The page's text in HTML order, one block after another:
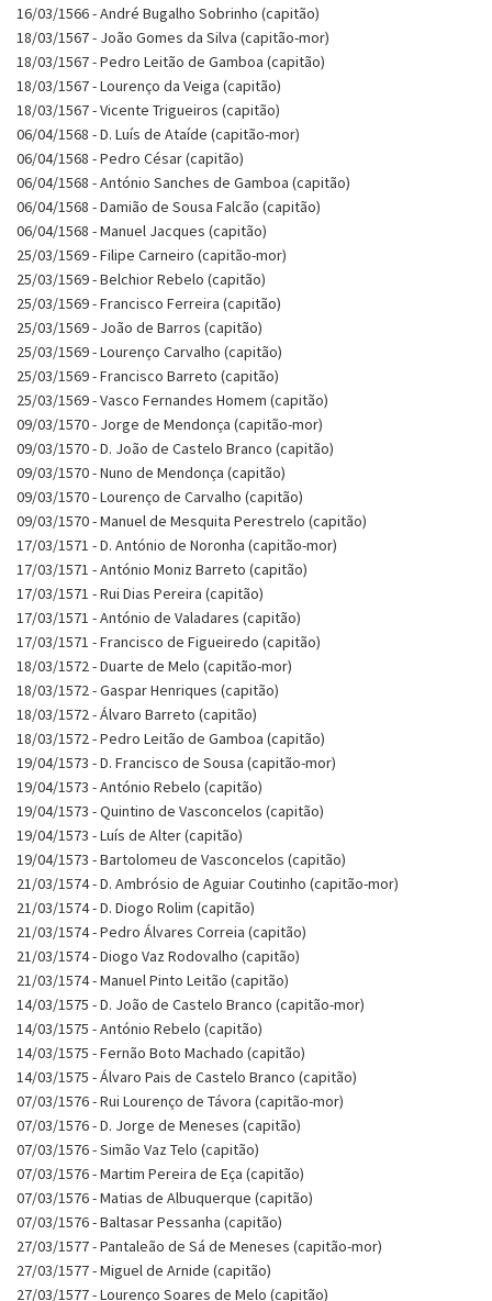
16/03/1566 - André Bugalho Sobrinho (capitão)
18/03/1567 - João Gomes da Silva (capitão-mor)
18/03/1567 - Pedro Leitão de Gamboa (capitão)
18/03/1567 - Lourenço da Veiga (capitão)
18/03/1567 - Vicente Trigueiros (capitão)
06/04/1568 - D. Luís de Ataíde (capitão-mor)
06/04/1568 - Pedro César (capitão)
06/04/1568 - António Sanches de Gamboa (capitão)
06/04/1568 - Damião de Sousa Falcão (capitão)
06/04/1568 - Manuel Jacques (capitão)
25/03/1569 - Filipe Carneiro (capitão-mor)
25/03/1569 - Belchior Rebelo (capitão)
25/03/1569 - Francisco Ferreira (capitão)
25/03/1569 - João de Barros (capitão)
25/03/1569 - Lourenço Carvalho (capitão)
25/03/1569 - Francisco Barreto (capitão)
25/03/1569 - Vasco Fernandes Homem (capitão)
09/03/1570 - Jorge de Mendonça (capitão-mor)
09/03/1570 - D. João de Castelo Branco (capitão)
09/03/1570 - Nuno de Mendonça (capitão)
09/03/1570 - Lourenço de Carvalho (capitão)
09/03/1570 - Manuel de Mesquita Perestrelo (capitão)
17/03/1571 - D. António de Noronha (capitão-mor)
17/03/1571 - António Moniz Barreto (capitão)
17/03/1571 - Rui Dias Pereira (capitão)
17/03/1571 - António de Valadares (capitão)
17/03/1571 - Francisco de Figueiredo (capitão)
18/03/1572 - Duarte de Melo (capitão-mor)
18/03/1572 - Gaspar Henriques (capitão)
18/03/1572 - Álvaro Barreto (capitão)
18/03/1572 - Pedro Leitão de Gamboa (capitão)
19/04/1573 - D. Francisco de Sousa (capitão-mor)
19/04/1573 - António Rebelo (capitão)
19/04/1573 - Quintino de Vasconcelos (capitão)
19/04/1573 - Luís de Alter (capitão)
19/04/1573 - Bartolomeu de Vasconcelos (capitão)
21/03/1574 - D. Ambrósio de Aguiar Coutinho (capitão-mor)
21/03/1574 - D. Diogo Rolim (capitão)
21/03/1574 - Pedro Álvares Correia (capitão)
21/03/1574 - Diogo Vaz Rodovalho (capitão)
21/03/1574 - Manuel Pinto Leitão (capitão)
14/03/1575 - D. João de Castelo Branco (capitão-mor)
14/03/1575 - António Rebelo (capitão)
14/03/1575 - Fernão Boto Machado (capitão)
14/03/1575 - Álvaro Pais de Castelo Branco (capitão)
07/03/1576 - Rui Lourenço de Távora (capitão-mor)
07/03/1576 - D. Jorge de Meneses (capitão)
07/03/1576 - Simão Vaz Telo (capitão)
07/03/1576 - Martim Pereira de Eça (capitão)
07/03/1576 - Matias de Albuquerque (capitão)
07/03/1576 - Baltasar Pessanha (capitão)
27/03/1577 - Pantaleão de Sá de Meneses (capitão-mor)
27/03/1577 - Miguel de Arnide (capitão)
27/03/1577 - Lourenço Soares de Melo (capitão)